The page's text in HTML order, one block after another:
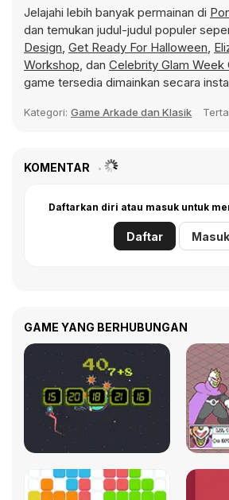
Jelajahi lebih banyak permainan di
dan temukan judul-judul populer
Design, Get Ready For Halloween,
Workshop, dan Celebrity Glam Week
game tersedia dimainkan secara
Kategori: Game Arkade dan Klasik
KOMENTAR
Daftarkan diri atau masuk untuk
Daftar Masuk
GAME YANG BERHUBUNGAN